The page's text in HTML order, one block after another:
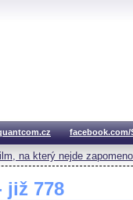
facebook.com/
na který nejde
již 778